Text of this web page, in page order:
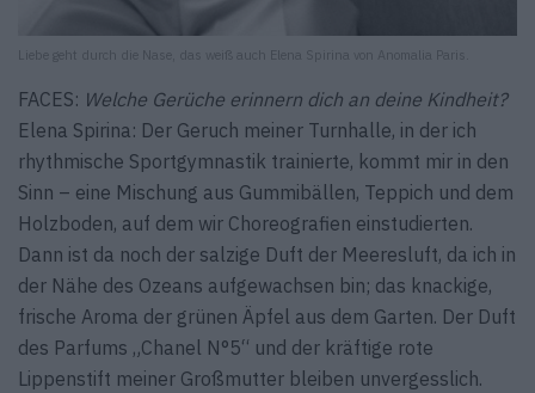
Liebe geht durch die Nase, das weiß auch Elena Spirina von Anomalia Paris.
FACES: Welche Gerüche erinnern dich an deine Kindheit?
Elena Spirina: Der Geruch meiner Turnhalle, in der ich
rhythmische Sportgymnastik trainierte, kommt mir in den
Sinn – eine Mischung aus Gummibällen, Teppich und dem
Holzboden, auf dem wir Choreografien einstudierten.
Dann ist da noch der salzige Duft der Meeresluft, da ich in
der Nähe des Ozeans aufgewachsen bin; das knackige,
frische Aroma der grünen Äpfel aus dem Garten. Der Duft
des Parfums „Chanel N°5“ und der kräftige rote
Lippenstift meiner Großmutter bleiben unvergesslich.